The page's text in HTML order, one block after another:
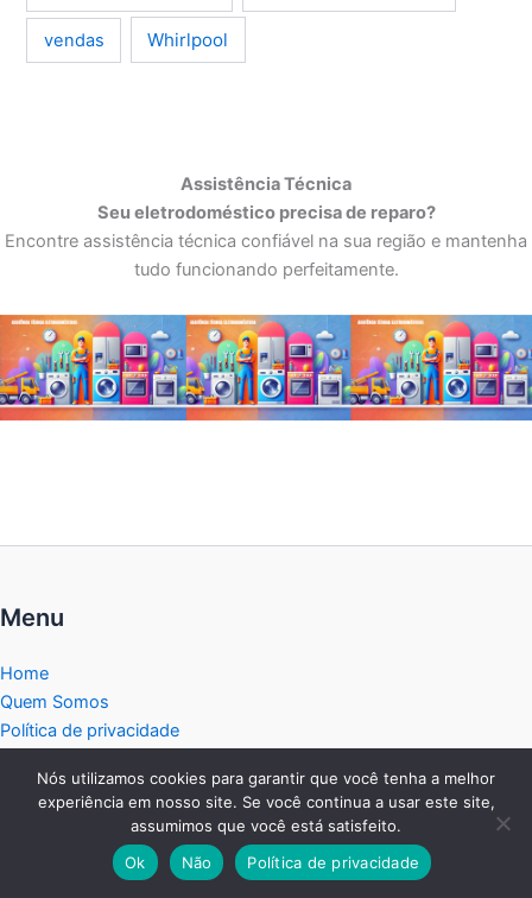
vendas Whirlpool
Assistência Técnica
Seu eletrodoméstico precisa de reparo?
Encontre assistência técnica confiável na sua região e mantenha
tudo funcionando perfeitamente.
Menu
Home
Quem Somos
Política de privacidade
Isenção de Responsabilidade
Politica de Cookies
Blog dos Eletrodomésticos
Nós utilizamos cookies para garantir que você tenha a melhor
experiência em nosso site. Se você continua a usar este site,
assumimos que você está satisfeito.
Ok
Não Política de privacidade